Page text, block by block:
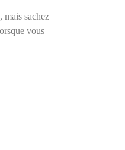
mais sachez
vous